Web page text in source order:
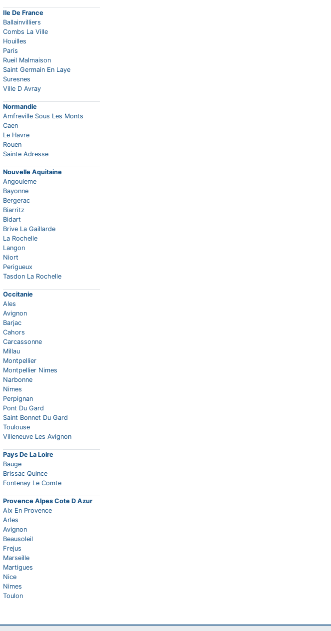
Ile De France
Ballainvilliers
Combs La Ville
Houilles
Paris
Rueil Malmaison
Saint Germain En Laye
Suresnes
Ville D Avray
Normandie
Amfreville Sous Les Monts
Caen
Le Havre
Rouen
Sainte Adresse
Nouvelle Aquitaine
Angouleme
Bayonne
Bergerac
Biarritz
Bidart
Brive La Gaillarde
La Rochelle
Langon
Niort
Perigueux
Tasdon La Rochelle
Occitanie
Ales
Avignon
Barjac
Cahors
Carcassonne
Millau
Montpellier
Montpellier Nimes
Narbonne
Nimes
Perpignan
Pont Du Gard
Saint Bonnet Du Gard
Toulouse
Villeneuve Les Avignon
Pays De La Loire
Bauge
Brissac Quince
Fontenay Le Comte
Provence Alpes Cote D Azur
Aix En Provence
Arles
Avignon
Beausoleil
Frejus
Marseille
Martigues
Nice
Nimes
Toulon